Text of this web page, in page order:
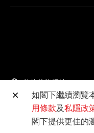
其他佳能網站
©2026佳能香港有限公司
如閣下繼續瀏覽
用條款及私隱政
閣下提供更佳的